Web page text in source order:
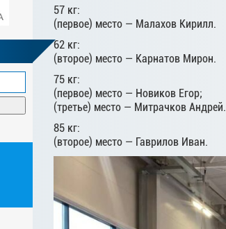
57 кг:
(первое) место — Малахов Кирилл.
62 кг:
(второе) место — Карнатов Мирон.
75 кг:
(первое) место — Новиков Егор;
(третье) место — Митрачков Андрей.
85 кг:
(второе) место — Гаврилов Иван.